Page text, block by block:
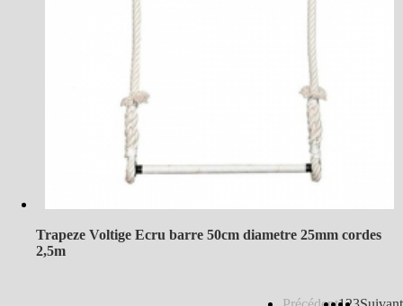
Trapeze Voltige Ecru barre 50cm diametre 25mm cordes
2,5m